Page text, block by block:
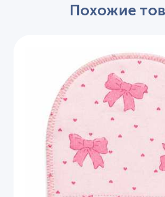
Похожие